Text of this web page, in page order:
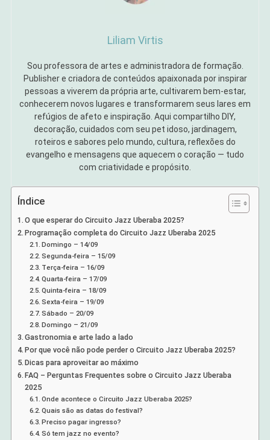
Liliam Virtis
Sou professora de artes e administradora de formação.
Publisher e criadora de conteúdos apaixonada por inspirar
pessoas a viverem da própria arte, cultivarem bem-estar,
conhecerem novos lugares e transformarem seus lares em
refúgios de afeto e inspiração. Aqui compartilho DIY,
decoração, cuidados com seu pet idoso, jardinagem,
roteiros e sabores pelo mundo, cultura, reflexões do
evangelho e mensagens que aquecem o coração — tudo
com criatividade e propósito.
Índice
O que esperar do Circuito Jazz Uberaba 2025?
Programação completa do Circuito Jazz Uberaba 2025
Domingo – 14/09
Segunda-feira – 15/09
Terça-feira – 16/09
Quarta-feira – 17/09
Quinta-feira – 18/09
Sexta-feira – 19/09
Sábado – 20/09
Domingo – 21/09
Gastronomia e arte lado a lado
Por que você não pode perder o Circuito Jazz Uberaba 2025?
Dicas para aproveitar ao máximo
FAQ – Perguntas Frequentes sobre o Circuito Jazz Uberaba
2025
Onde acontece o Circuito Jazz Uberaba 2025?
Quais são as datas do festival?
Preciso pagar ingresso?
Só tem jazz no evento?